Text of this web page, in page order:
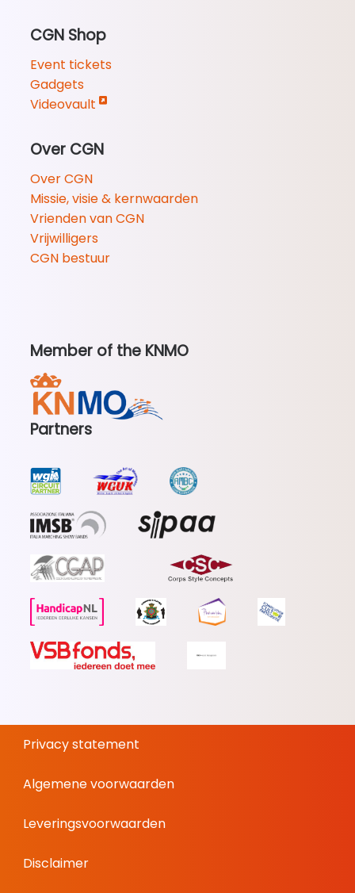
CGN Shop
Event tickets
Gadgets
Videovault
Over CGN
Over CGN
Missie, visie & kernwaarden
Vrienden van CGN
Vrijwilligers
CGN bestuur
Member of the KNMO
Partners
Privacy statement
Algemene voorwaarden
Leveringsvoorwaarden
Disclaimer